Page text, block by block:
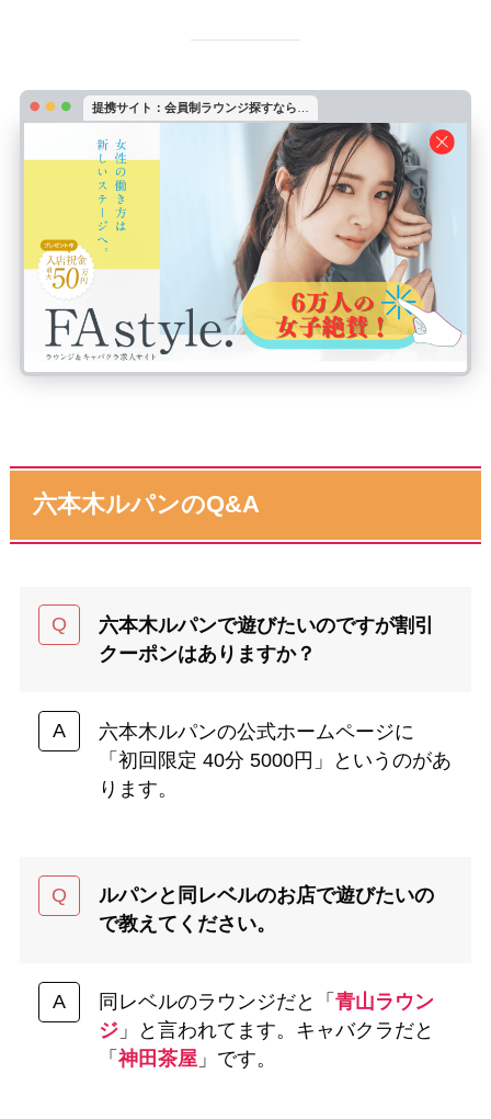
提携サイト：会員制ラウンジ探すなら
六本木ルパンのQ&A
六本木ルパンで遊びたいのですが割引
クーポンはありますか？
六本木ルパンの公式ホームページに
「初回限定 40分 5000円」というのがあ
ります。
ルパンと同レベルのお店で遊びたいの
で教えてください。
同レベルのラウンジだと「 青山ラウン
ジ」と言われてます。キャバクラだと
「 神田茶屋」です。